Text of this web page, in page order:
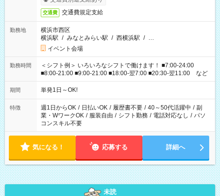
交通費 交通費規定支給
勤務地
横浜市西区
横浜駅 / みなとみらい駅 / 西横浜駅 / …
イベント会場
勤務時間
＜シフト例＞ いろいろなシフトで働けます！ ■7:00-24:00
■8:00-21:00 ■9:00-21:00 ■18:00-翌7:00 ■20:30-翌11:00 など
期間 単発1日～OK!
特徴 週1日からOK / 日払いOK / 履歴書不要 / 40～50代活躍中 / 副
業・WワークOK / 服装自由 / シフト勤務 / 電話対応なし / パソ
コンスキル不要
気になる！ 応募する 詳細へ
未読